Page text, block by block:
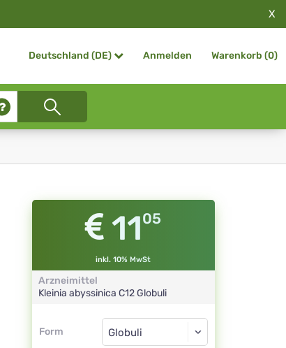
X
Deutschland (DE) Anmelden Warenkorb (0)
1105
inkl. 10% MwSt
Arzneimittel
Kleinia abyssinica C12 Globuli
Form
Form